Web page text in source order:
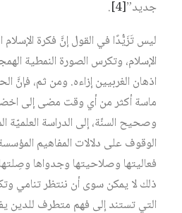
جديد”[4]
.
ليس تَزَيُّدًا في القول إنَّ فكرة
الإسلام، وتكرس الصورة النمطية
اذهان الغربيين إزاءه. ومن ثم، فإنَّ
ماسة أكثر من أي وقت مضى إلى
وصحيح السنّة، إلى الدراسة العلميّة
الوقوف على دلالات المفاهيم
فعاليتها وصلاحيتها وجدواها
ذلك لا يمكن سوى أن ننتظر تنامي
التي تستند إلى فهم متطرف للدين